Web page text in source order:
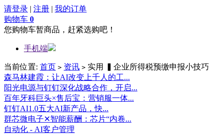
请登录 | 注册 | 我的订单
购物车 0
您购物车暂商品，赶紧选购吧！
手机端
当前位置: 首页 > 资讯 > 实用 ▍企业所得税预缴申报小技巧
森马林建霞：让AI改变上千人的工...
阳光电源与钉钉深化战略合作，开启...
百年牙科巨头×售后宝：营销服一体...
钉钉AI1.0五大AI新产品，快...
群芯微电子✕智能薪酬：芯片“内卷...
自动化 - AI客户管理